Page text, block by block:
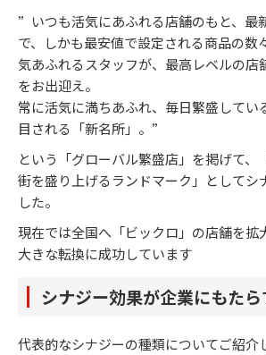
”いつも活気にあふれる店舗のもと、最
で、しかも最安値で設定される商品の数
気あふれるスタッフが、最高レベルの店
をお出迎え。
常に活気に満ちあふれ、毎日繁盛してい
目される「新名所」。”
という「グローバル繁盛店」を掲げて、
街を盛り上げるランドマーク」としてシ
した。
現在では全国へ「ビックロ」の店舗を拡
大きな転換に成功しています
シナジー効果が企業にもた
代表的なシナジーの種類についてご紹介